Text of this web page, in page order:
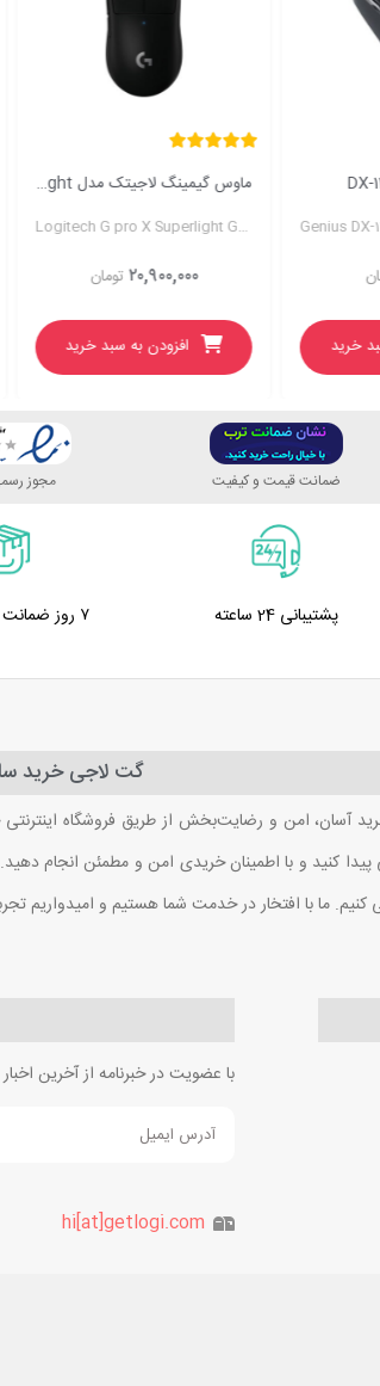
خرید
وب کم لاجیتک مدل Logitech Brio 4K
Logitech BRIO 4k Webcam
تومان ۳۰,۹۵۰,۰۰۰
افزودن به سبد خرید
ضمانت قیمت و کیفیت مجوز
پشتیبانی 24 ساعته ۷ روز ضمانت بازگشت کالا
گت لاجی خرید
آسان، امن و رضایت‌بخش از طریق فروشگاه
کنید و با اطمینان خریدی امن و مطمئن انجام دهید.
کنیم. ما با افتخار در خدمت شما هستیم و امیدواریم
با عضویت در خبرنامه از آخرین
hi[at]getlogi.com